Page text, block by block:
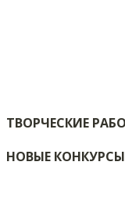
ТВОРЧЕСКИЕ
НОВЫЕ КОНКУРСЫ